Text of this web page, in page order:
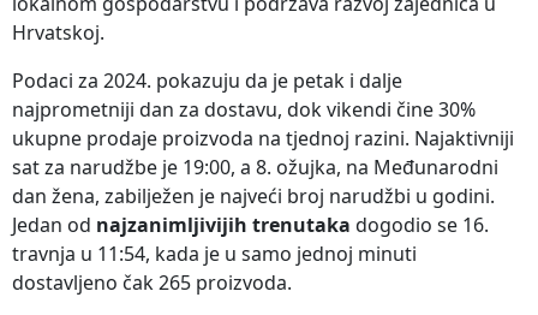
Hrvatskoj.
Podaci za 2024. pokazuju da je petak i dalje
najprometniji dan za dostavu, dok vikendi čine 30%
ukupne prodaje proizvoda na tjednoj razini. Najaktivniji
sat za narudžbe je 19:00, a 8. ožujka, na Međunarodni
dan žena, zabilježen je najveći broj narudžbi u godini.
Jedan od najzanimljivijih trenutaka dogodio se 16.
travnja u 11:54, kada je u samo jednoj minuti
dostavljeno čak 265 proizvoda.